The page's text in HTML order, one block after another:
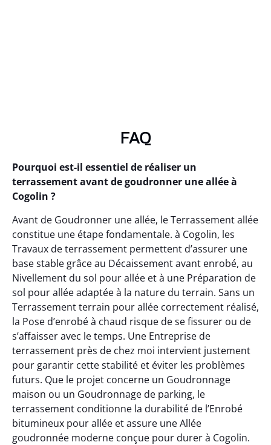
FAQ
Pourquoi est-il essentiel de réaliser un
terrassement avant de goudronner une allée à
Cogolin ?
Avant de Goudronner une allée, le Terrassement allée
constitue une étape fondamentale. à Cogolin, les
Travaux de terrassement permettent d’assurer une
base stable grâce au Décaissement avant enrobé, au
Nivellement du sol pour allée et à une Préparation de
sol pour allée adaptée à la nature du terrain. Sans un
Terrassement terrain pour allée correctement réalisé,
la Pose d’enrobé à chaud risque de se fissurer ou de
s’affaisser avec le temps. Une Entreprise de
terrassement près de chez moi intervient justement
pour garantir cette stabilité et éviter les problèmes
futurs. Que le projet concerne un Goudronnage
maison ou un Goudronnage de parking, le
terrassement conditionne la durabilité de l’Enrobé
bitumineux pour allée et assure une Allée
goudronnée moderne conçue pour durer à Cogolin.